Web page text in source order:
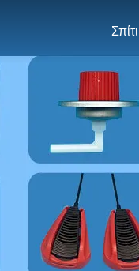
Σπίτι